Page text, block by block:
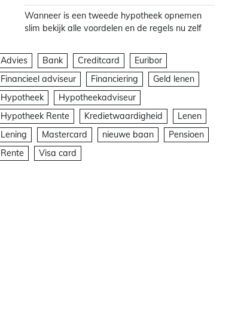
Wanneer is een tweede hypotheek opnemen
slim bekijk alle voordelen en de regels nu zelf
Advies Bank Creditcard
Euribor
Financieel adviseur
Financiering
Geld lenen
Hypotheek
Hypotheekadviseur
Hypotheek Rente
Kredietwaardigheid
Lenen
Lening
Mastercard nieuwe baan
Pensioen
Rente
Visa card